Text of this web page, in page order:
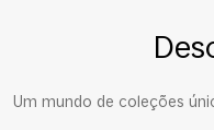
Um mundo de coleções